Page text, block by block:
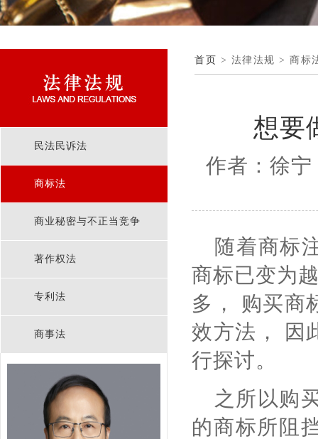
民法民诉法
商标法
商业秘密与不正当竞争
著作权法
专利法
商事法
首页 > 法律法规 > 商标
想要
作者：徐
随着商标
商标已变为
多， 购买商
效方法， 因
行探讨。
之所以购
的商标所阻